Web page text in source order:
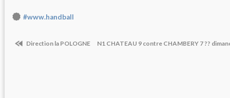
#www.handball
Direction la POLOGNE N1 CHATEAU 9 contre CHAMBERY 7 ??